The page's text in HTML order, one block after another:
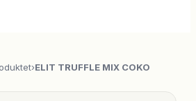
›ELIT TRUFFLE MIX COKO